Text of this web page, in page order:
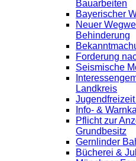
Bauarbeiten
Bayerischer
Neuer
Behinderung
Forderung
Seismische
Landkreis
Info- &
Pflicht zur
Grundbesitz
Gernlinder
Bücherei &